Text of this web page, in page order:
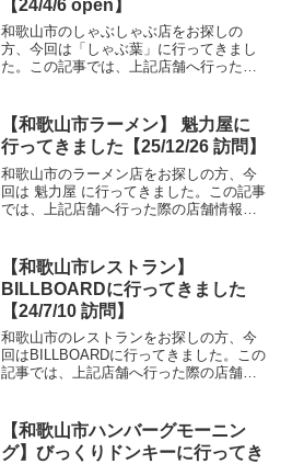
【24/4/6 open】
和歌山市のしゃぶしゃぶ店をお探しの
方、今回は「しゃぶ葉」に行ってきまし
た。この記事では、上記店舗へ行った際
討している皆様へ私のブログでは和歌山
市のランチ、ディナーに実際...
【和歌山市ラーメン】 魁力屋に
行ってきました【25/12/26 訪問】
和歌山市のラーメン店をお探しの方、今
回は 魁力屋 に行ってきました。この記事
では、上記店舗へ行った際の店舗情報・
様へ私のブログでは和歌山市のランチ、
ディナーに実際に行っ...
【和歌山市レストラン】
BILLBOARDに行ってきました
【24/7/10 訪問】
和歌山市のレストランをお探しの方、今
回はBILLBOARDに行ってきました。この
記事では、上記店舗へ行った際の店舗情
る皆様へ私のブログでは和歌山市のラン
チ、ディナーに実...
【和歌山市ハンバーグモーニン
グ】びっくりドンキーに行ってき